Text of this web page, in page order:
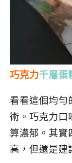
巧克力千層蛋
看看這個均勻
術。巧克力口
算濃郁。其實
高，但還是建